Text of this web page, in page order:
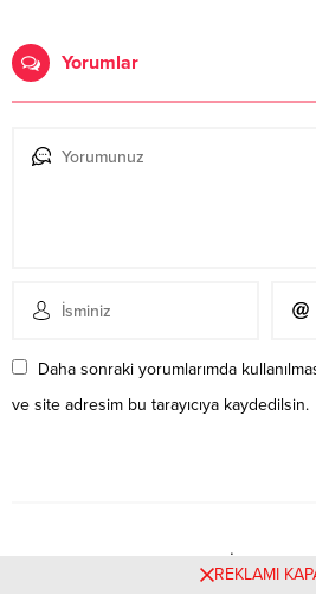
Yorumlar
Daha sonraki yorumlarımda
ve site adresim bu tarayıcıya kaydedilsin.
Henüz yorum yapılmamış. İlk yorumu
aracılığıyla siz yapabilirsiniz.
REKLAMI